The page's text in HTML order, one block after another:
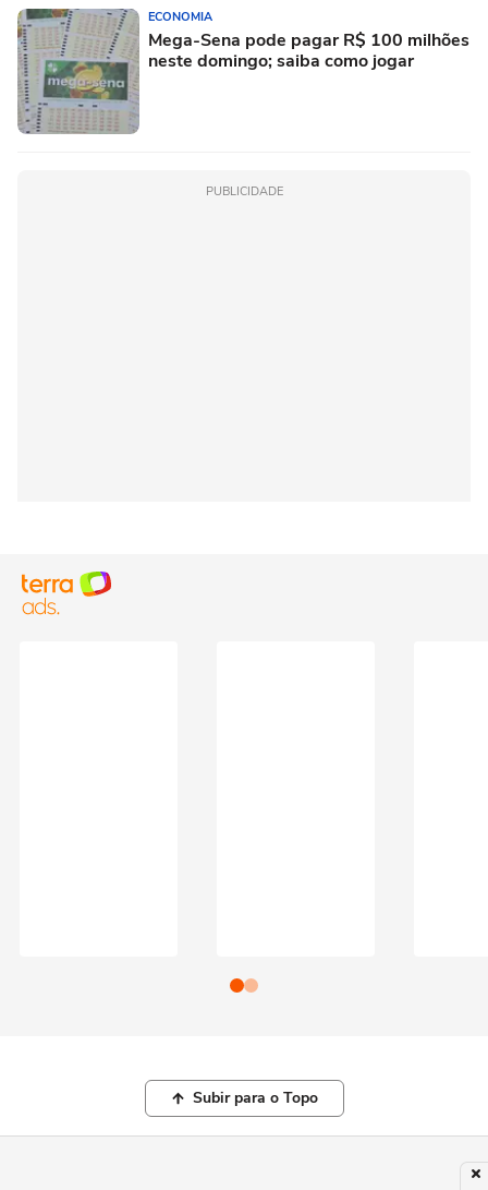
ECONOMIA
Mega-Sena pode pagar R$ 100 milhões
neste domingo; saiba como jogar
PUBLICIDADE
Subir para o Topo